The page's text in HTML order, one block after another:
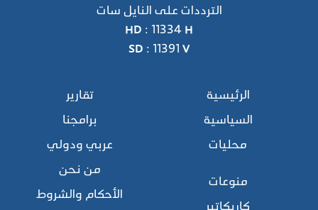
الترددات على النايل سات
HD : 11334 H
SD : 11391 V
الرئيسية
السياسية
محليات
تقارير
برامجنا
عربي ودولي
منوعات
كاريكاتير
من نحن
الأحكام والشروط